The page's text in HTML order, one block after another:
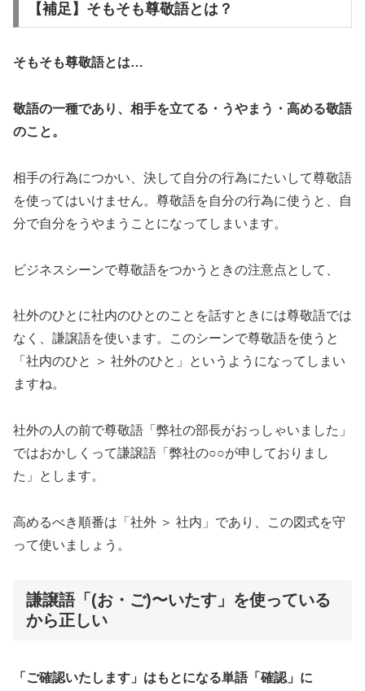
【補足】そもそも尊敬語とは？
そもそも尊敬語とは…
敬語の一種であり、相手を立てる・うやまう・高める敬語
のこと。
相手の行為につかい、決して自分の行為にたいして尊敬語
を使ってはいけません。尊敬語を自分の行為に使うと、自
分で自分をうやまうことになってしまいます。
ビジネスシーンで尊敬語をつかうときの注意点として、
社外のひとに社内のひとのことを話すときには尊敬語では
なく、謙譲語を使います。このシーンで尊敬語を使うと
「社内のひと ＞ 社外のひと」というようになってしまい
ますね。
社外の人の前で尊敬語「弊社の部長がおっしゃいました」
ではおかしくって謙譲語「弊社の○○が申しておりまし
た」とします。
高めるべき順番は「社外 ＞ 社内」であり、この図式を守
って使いましょう。
謙譲語「(お・ご)〜いたす」を使っている
から正しい
「ご確認いたします」はもとになる単語「確認」に